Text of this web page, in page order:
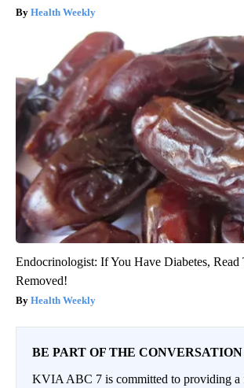
Health Weekly
Endocrinologist: If You Have Diabetes, Read
Removed!
Health Weekly
BE PART OF THE CONVERSATION
KVIA ABC 7 is committed to providing